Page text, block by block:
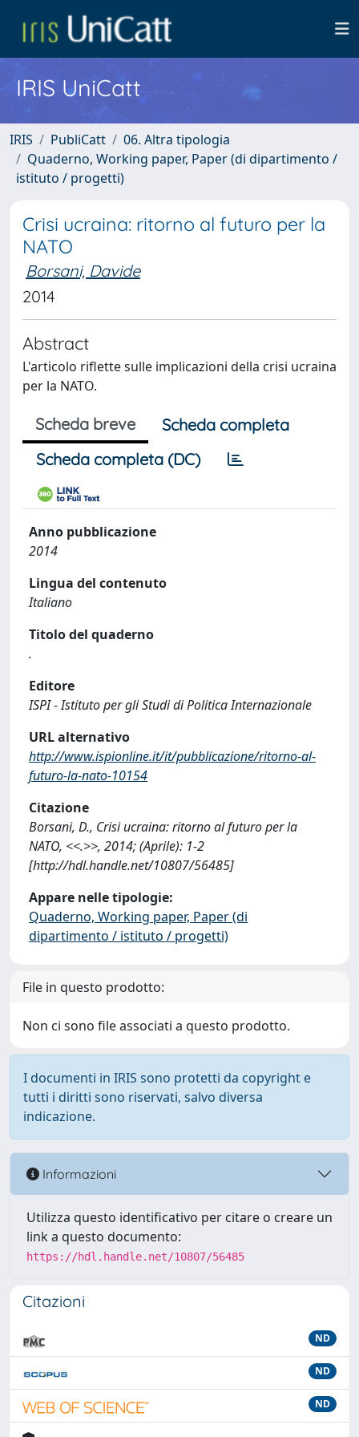
IRIS UniCatt
IRIS PubliCatt
06. Altra tipologia
Quaderno, Working paper, Paper (di dipartimento /
istituto / progetti)
Crisi ucraina: ritorno al futuro per la
NATO
Borsani, Davide
2014
Abstract
L'articolo riflette sulle implicazioni della crisi ucraina
per la NATO.
Scheda breve
Scheda completa
Scheda completa (DC)
Anno pubblicazione
2014
Lingua del contenuto
Italiano
Titolo del quaderno
.
Editore
ISPI - Istituto per gli Studi di Politica Internazionale
URL alternativo
http://www.ispionline.it/it/pubblicazione/ritorno-al-
futuro-la-nato-10154
Citazione
Borsani, D., Crisi ucraina: ritorno al futuro per la
NATO, <<.>>, 2014; (Aprile): 1-2
[http://hdl.handle.net/10807/56485]
Appare nelle tipologie:
Quaderno, Working paper, Paper (di
dipartimento / istituto / progetti)
File in questo prodotto:
Non ci sono file associati a questo prodotto.
I documenti in IRIS sono protetti da copyright e
tutti i diritti sono riservati, salvo diversa
indicazione.
Informazioni
Utilizza questo identificativo per citare o creare un
link a questo documento:
https://hdl.handle.net/10807/56485
Citazioni
ND
ND
ND